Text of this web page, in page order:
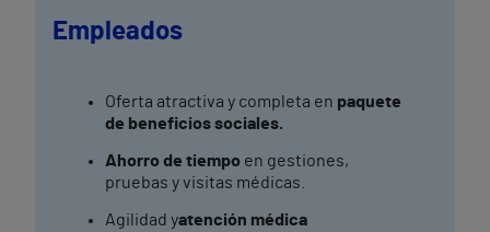
Empleados
Oferta atractiva y completa en paquete
de beneficios sociales.
Ahorro de tiempo en gestiones,
pruebas y visitas médicas.
Agilidad yatención médica